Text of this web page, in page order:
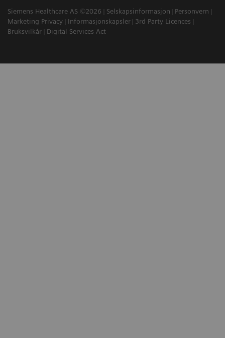
Siemens Healthcare AS ©2026 Selskapsinformasjon
Personvern
Marketing Privacy
Informasjonskapsler
3rd Party Licences
Bruksvilkår
Digital Services Act